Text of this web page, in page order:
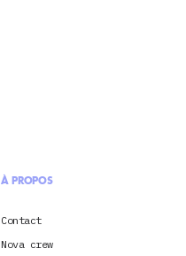
À PROPOS
Contact
Nova crew